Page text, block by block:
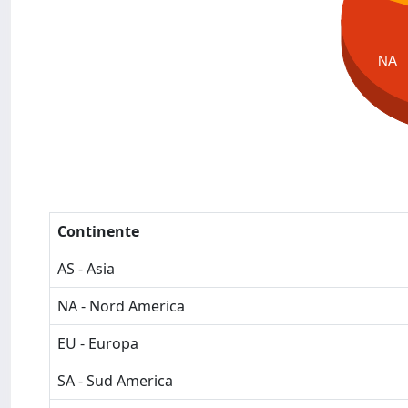
NA
Continente
AS - Asia
NA - Nord America
EU - Europa
SA - Sud America